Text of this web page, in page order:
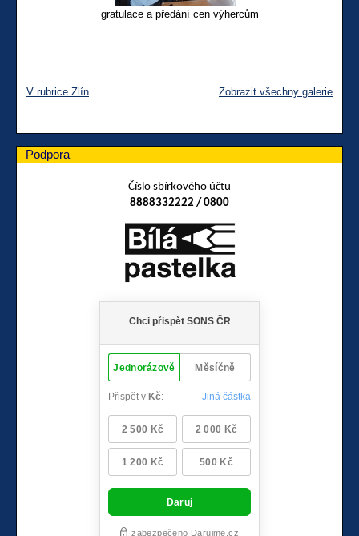
gratulace a předání cen výhercům
V rubrice Zlín Zobrazit všechny galerie
Podpora
Číslo sbírkového účtu
8888332222 / 0800